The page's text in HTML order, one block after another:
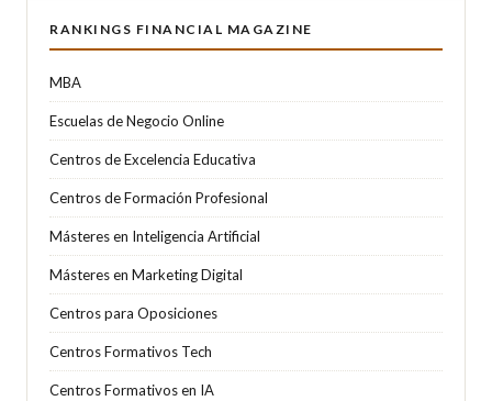
RANKINGS FINANCIAL MAGAZINE
MBA
Escuelas de Negocio Online
Centros de Excelencia Educativa
Centros de Formación Profesional
Másteres en Inteligencia Artificial
Másteres en Marketing Digital
Centros para Oposiciones
Centros Formativos Tech
Centros Formativos en IA